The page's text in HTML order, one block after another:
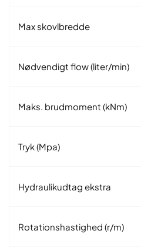
Max skovlbredde
Nødvendigt flow (liter/min)
Maks. brudmoment (kNm)
Tryk (Mpa)
Hydraulikudtag ekstra
Rotationshastighed (r/m)